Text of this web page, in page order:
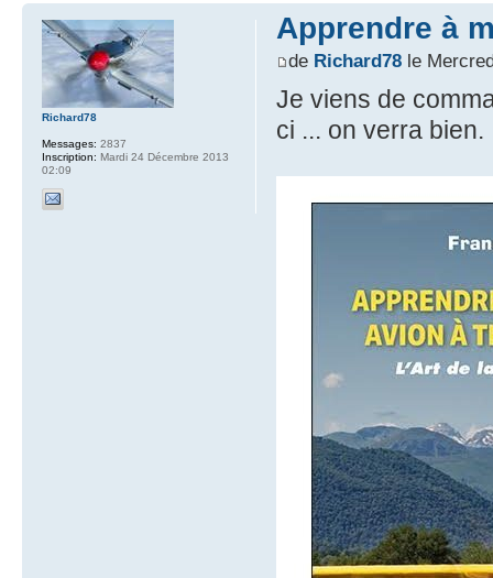
Apprendre à
de Richard78le
Je viens de
ci ... on verra bien.
Richard78
Messages: 2837
Inscription: Mardi 24 Décembre 2013
02:09